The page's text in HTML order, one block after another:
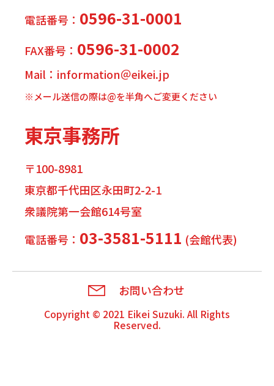
電話番号： 0596-31-0001
FAX番号： 0596-31-0002
Mail：information＠eikei.jp
※メール送信の際は@を半角へご変更ください
東京事務所
〒100-8981
東京都千代田区永田町2-2-1
衆議院第一会館614号室
電話番号： 03-3581-5111 (会館代表)
お問い合わせ
Copyright © 2021 Eikei Suzuki. All Rights
Reserved.